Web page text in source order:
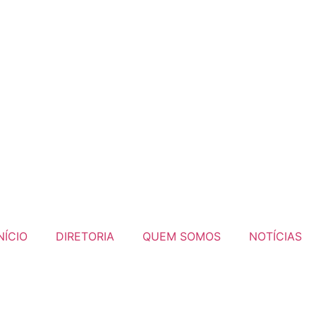
DIRETORIA QUEM SOMOS NOTÍCIAS